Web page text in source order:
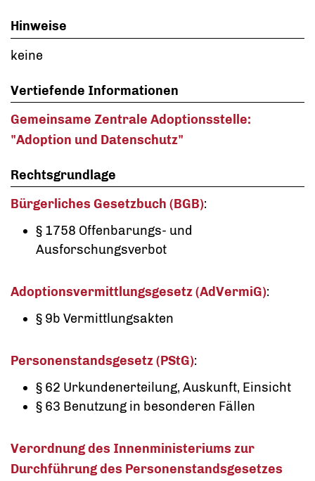
Hinweise
keine
Vertiefende Informationen
Gemeinsame Zentrale Adoptionsstelle:
"Adoption und Datenschutz"
Rechtsgrundlage
Bürgerliches Gesetzbuch (BGB):
§ 1758 Offenbarungs- und
Ausforschungsverbot
Adoptionsvermittlungsgesetz (AdVermiG):
§ 9b Vermittlungsakten
Personenstandsgesetz (PStG):
§ 62 Urkundenerteilung, Auskunft, Einsicht
§ 63 Benutzung in besonderen Fällen
Verordnung des Innenministeriums zur
Durchführung des Personenstandsgesetzes